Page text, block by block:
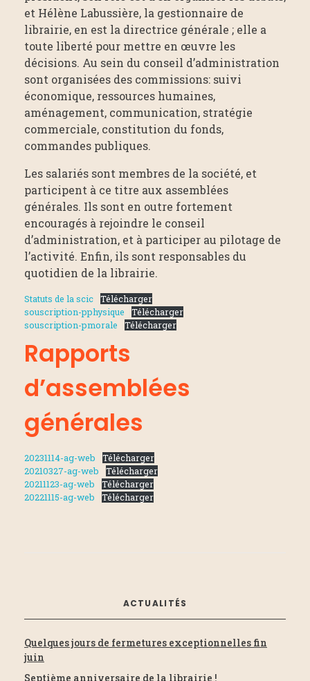
et Hélène Labussière, la gestionnaire de
librairie, en est la directrice générale ; elle a
toute liberté pour mettre en œuvre les
décisions. Au sein du conseil d’administration
sont organisées des commissions: suivi
économique, ressources humaines,
aménagement, communication, stratégie
commerciale, constitution du fonds,
commandes publiques.
Les salariés sont membres de la société, et
participent à ce titre aux assemblées
générales. Ils sont en outre fortement
encouragés à rejoindre le conseil
d’administration, et à participer au pilotage de
l’activité. Enfin, ils sont responsables du
quotidien de la librairie.
Statuts de la scic
Télécharger
souscription-pphysique
Télécharger
souscription-pmorale
Télécharger
Rapports
d’assemblées
générales
20231114-ag-web
Télécharger
20210327-ag-web
Télécharger
20211123-ag-web
Télécharger
20221115-ag-web
Télécharger
ACTUALITÉS
Quelques jours de fermetures exceptionnelles fin
juin
Septième anniversaire de la librairie !